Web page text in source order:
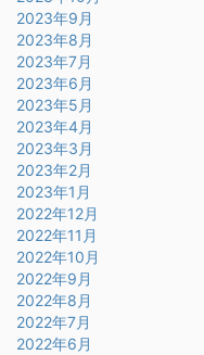
2023年9月
2023年8月
2023年7月
2023年6月
2023年5月
2023年4月
2023年3月
2023年2月
2023年1月
2022年12月
2022年11月
2022年10月
2022年9月
2022年8月
2022年7月
2022年6月